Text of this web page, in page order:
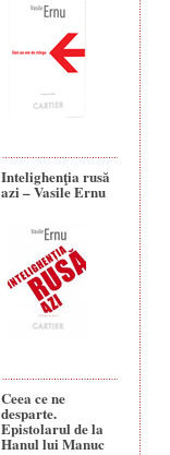
Intelighenţia rusă
azi – Vasile Ernu
Ceea ce ne
desparte.
Epistolarul de la
Hanul lui Manuc